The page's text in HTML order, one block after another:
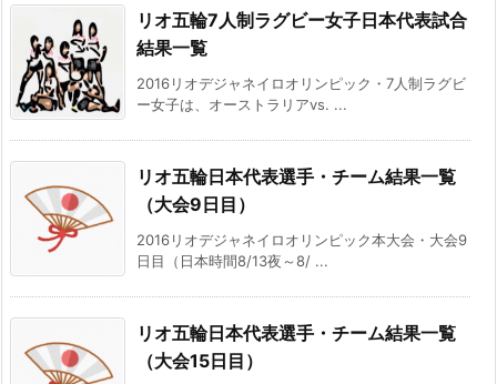
リオ五輪7人制ラグビー女子日本代表試合
結果一覧
2016リオデジャネイロオリンピック・7人制ラグビ
ー女子は、オーストラリアvs. ...
リオ五輪日本代表選手・チーム結果一覧
（大会9日目）
2016リオデジャネイロオリンピック本大会・大会9
日目（日本時間8/13夜～8/ ...
リオ五輪日本代表選手・チーム結果一覧
（大会15日目）